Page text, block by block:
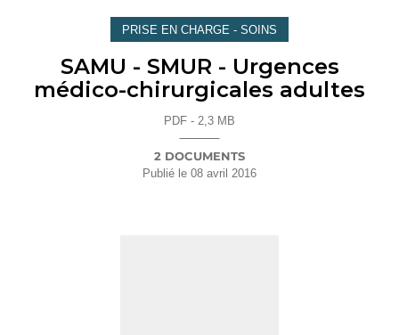
PRISE EN CHARGE - SOINS
SAMU - SMUR - Urgences
médico-chirurgicales adultes
PDF - 2,3 MB
2 DOCUMENTS
Publié le 08 avril 2016